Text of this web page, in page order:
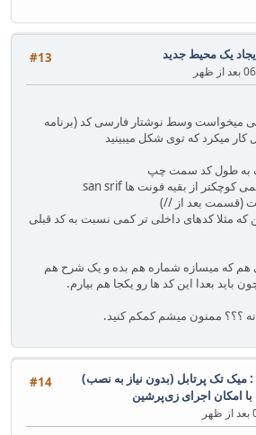
#13 یک محیط جدید
میخواست وسط نوشتار فارسی کد (برنامه
میکرد که توی شکل میبینید
مثلا کدهای داخلی تر کمی نسبت به کد قبلی
هم که میسازه شماره هم بده و یک شرح هم
بعدا این کد ها رو یکجا هم بیارم.
نه ؟؟؟ ممنون میشم کمکم کنید.
#14
: میک تک پرتابل (بدون نیاز به نصب)